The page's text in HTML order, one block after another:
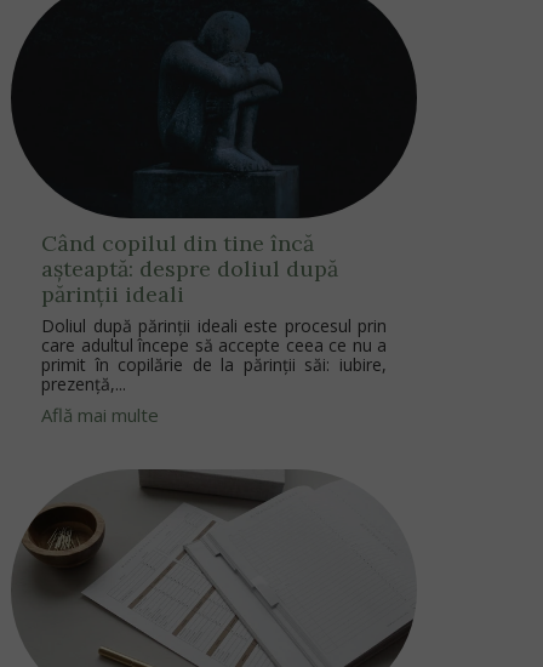
Când copilul din tine încă
așteaptă: despre doliul după
părinții ideali
Doliul după părinții ideali este procesul prin
care adultul începe să accepte ceea ce nu a
primit în copilărie de la părinții săi: iubire,
prezență,...
Află mai multe